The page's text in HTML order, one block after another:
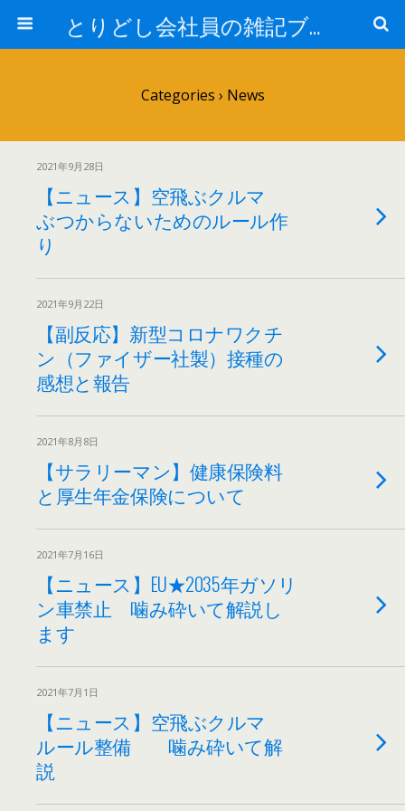
とりどし会社員の雑記ブログ
Categories › News
2021年9月28日
【ニュース】空飛ぶクルマ
ぶつからないためのルール作
り
2021年9月22日
【副反応】新型コロナワクチ
ン（ファイザー社製）接種の
感想と報告
2021年8月8日
【サラリーマン】健康保険料
と厚生年金保険について
2021年7月16日
【ニュース】EU★2035年ガソリ
ン車禁止 噛み砕いて解説し
ます
2021年7月1日
【ニュース】空飛ぶクルマ
ルール整備 噛み砕いて解
説